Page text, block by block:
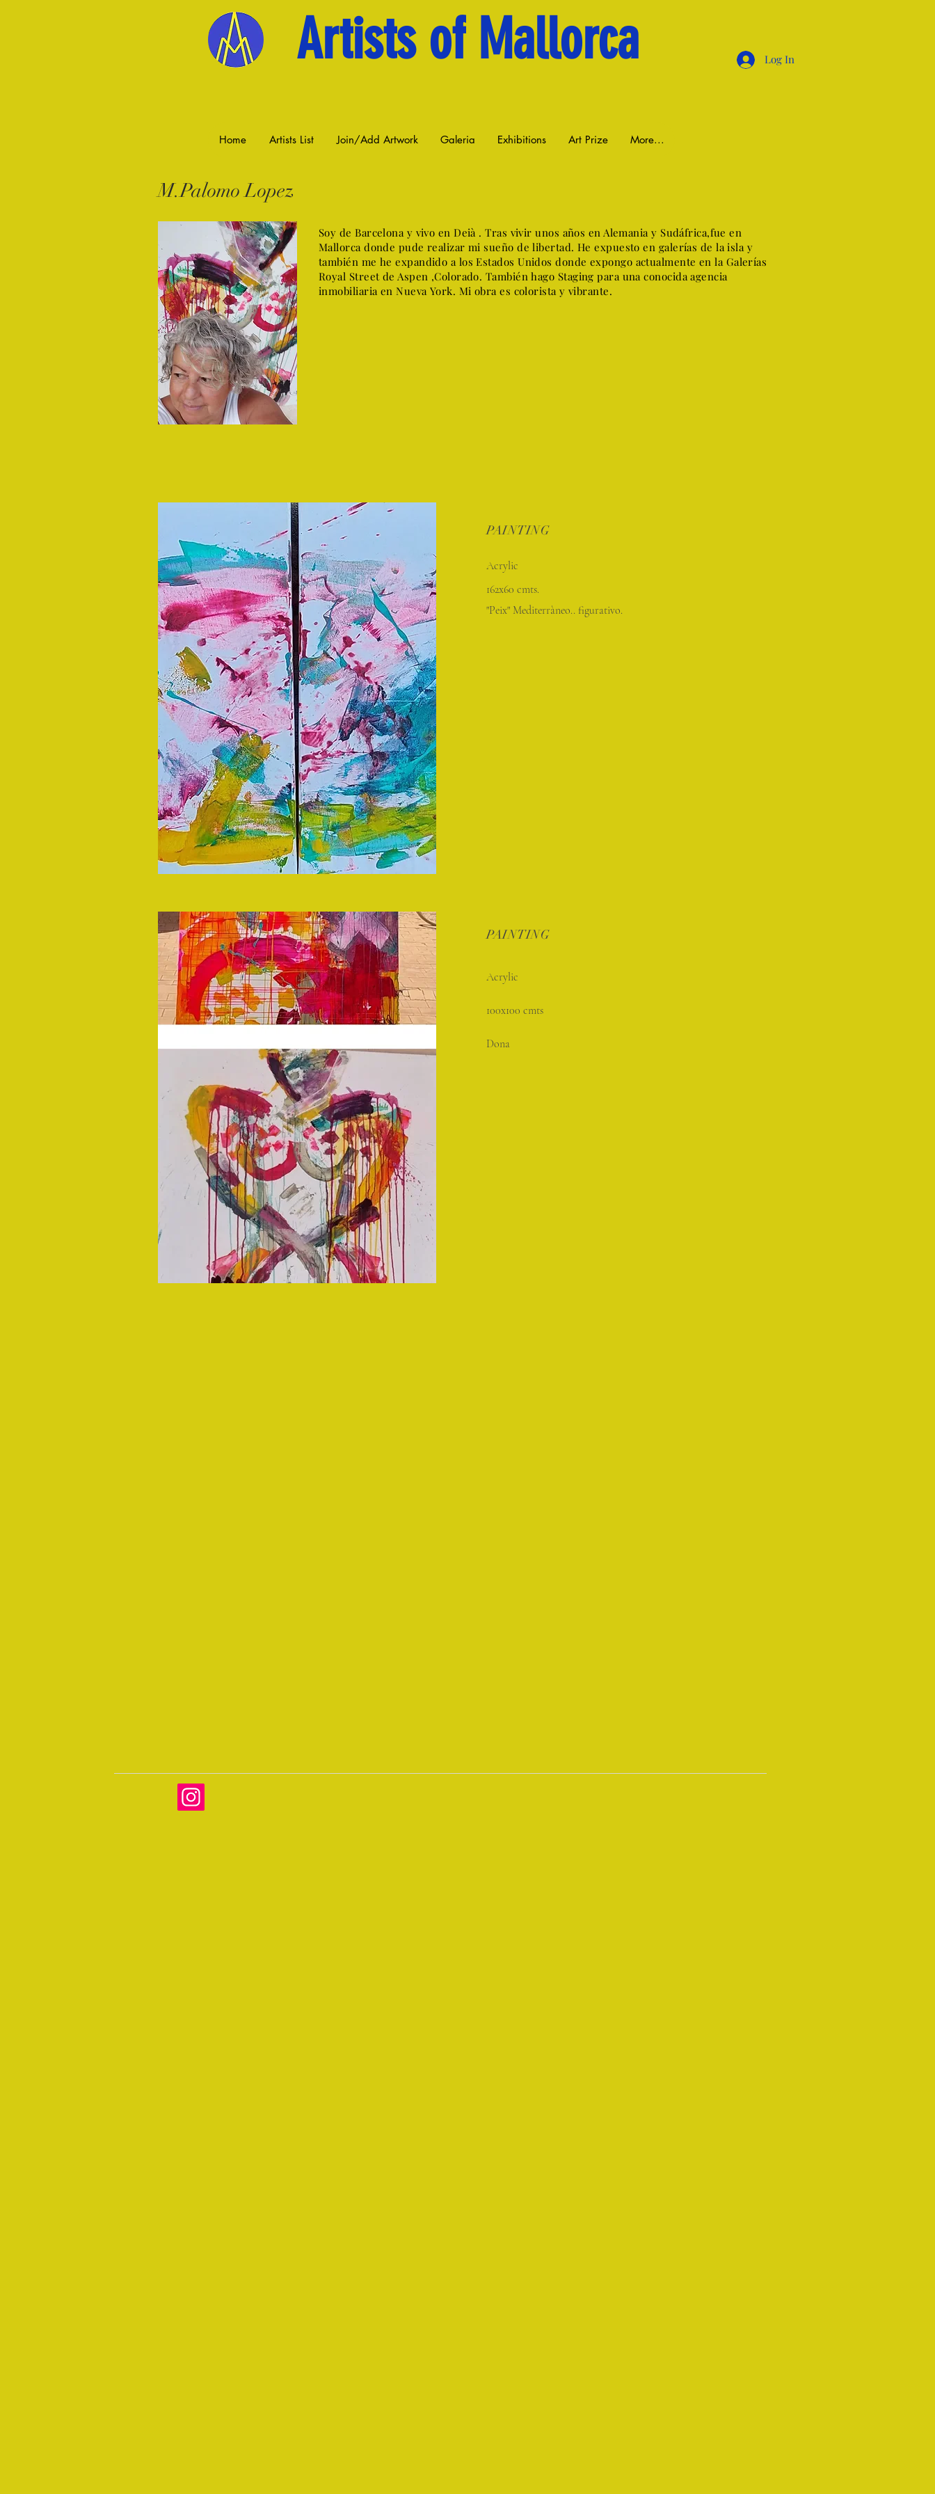
Artists of Mallorca Log In
Home Artists List Join/Add Artwork Galeria Exhibitions Art Prize More...
M.Palomo Lopez
Soy de Barcelona y vivo en Deià . Tras vivir unos años en Alemania y Sudáfrica,fue en
Mallorca donde pude realizar mi sueño de libertad. He expuesto en galerías de la isla y
también me he expandido a los Estados Unidos donde expongo actualmente en la Galerías
Royal Street de Aspen ,Colorado. También hago Staging para una conocida agencia
inmobiliaria en Nueva York. Mi obra es colorista y vibrante.
PAINTING
Acrylic
162x60 cmts.
"Peix" Mediterràneo.. figurativo.
PAINTING
Acrylic
100x100 cmts
Dona